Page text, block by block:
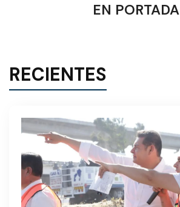
EN PORTADA
RECIENTES